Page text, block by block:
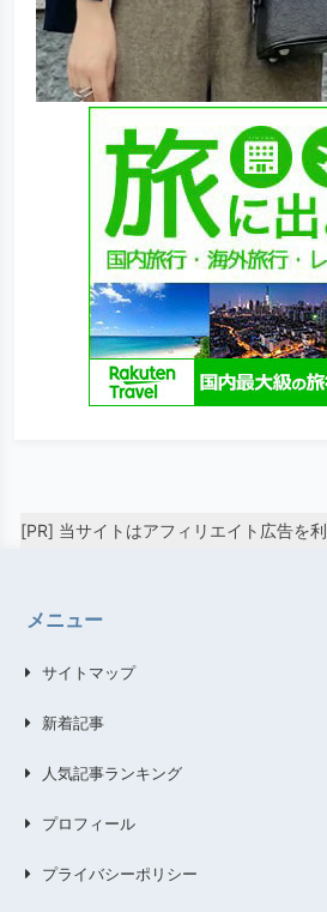
[PR] 当サイトはアフィリエイト広告を
メニュー
サイトマップ
新着記事
人気記事ランキング
プロフィール
プライバシーポリシー